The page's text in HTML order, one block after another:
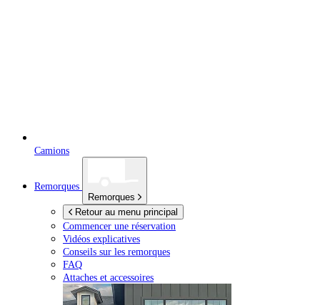
Camions
Remorques
Remorques
Retour au menu principal
Commencer une réservation
Vidéos explicatives
Conseils sur les remorques
FAQ
Attaches et accessoires